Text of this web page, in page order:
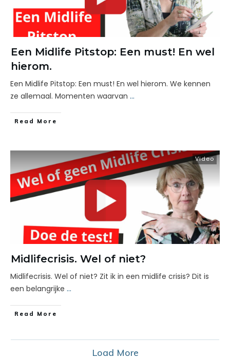
Een Midlife Pitstop: Een must! En wel
hierom.
Een Midlife Pitstop: Een must! En wel hierom. We kennen
ze allemaal. Momenten waarvan ...
Read More
Video
Midlifecrisis. Wel of niet?
Midlifecrisis. Wel of niet? Zit ik in een midlife crisis? Dit is
een belangrijke ...
Read More
Load More